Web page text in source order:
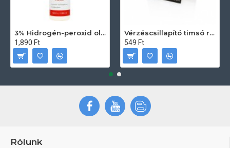
3% Hidrogén-peroxid oldat (sebfertőtlenítő) 100ml
1,890 Ft
Vérzéscsillapító timsó rúd 20db
549 Ft
Rólunk